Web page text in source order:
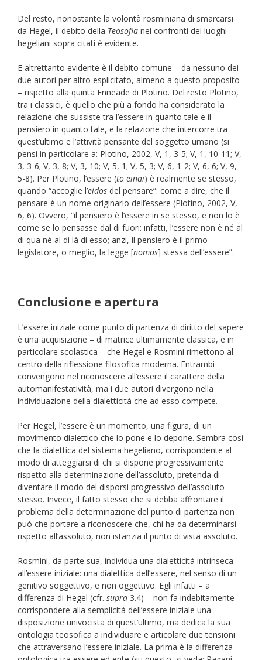
Del resto, nonostante la volontà rosminiana di smarcarsi
da Hegel, il debito della Teosofia nei confronti dei luoghi
hegeliani sopra citati è evidente.
E altrettanto evidente è il debito comune – da nessuno dei
due autori per altro esplicitato, almeno a questo proposito
– rispetto alla quinta Enneade di Plotino. Del resto Plotino,
tra i classici, è quello che più a fondo ha considerato la
relazione che sussiste tra l’essere in quanto tale e il
pensiero in quanto tale, e la relazione che intercorre tra
quest’ultimo e l’attività pensante del soggetto umano (si
pensi in particolare a: Plotino, 2002, V, 1, 3-5; V, 1, 10-11; V,
3, 3-6; V, 3, 8; V, 3, 10; V, 5, 1; V, 5, 3; V, 6, 1-2; V, 6, 6; V, 9,
5-8). Per Plotino, l’essere (to einai) è realmente se stesso,
quando “accoglie l’eidos del pensare”: come a dire, che il
pensare è un nome originario dell’essere (Plotino, 2002, V,
6, 6). Ovvero, “il pensiero è l’essere in se stesso, e non lo è
come se lo pensasse dal di fuori: infatti, l’essere non è né al
di qua né al di là di esso; anzi, il pensiero è il primo
legislatore, o meglio, la legge [nomos] stessa dell’essere”.
Conclusione e apertura
L’essere iniziale come punto di partenza di diritto del sapere
è una acquisizione – di matrice ultimamente classica, e in
particolare scolastica – che Hegel e Rosmini rimettono al
centro della riflessione filosofica moderna. Entrambi
convengono nel riconoscere all’essere il carattere della
automanifestatività, ma i due autori divergono nella
individuazione della dialetticità che ad esso compete.
Per Hegel, l’essere è un momento, una figura, di un
movimento dialettico che lo pone e lo depone. Sembra così
che la dialettica del sistema hegeliano, corrispondente al
modo di atteggiarsi di chi si dispone progressivamente
rispetto alla determinazione dell’assoluto, pretenda di
diventare il modo del disporsi progressivo dell’assoluto
stesso. Invece, il fatto stesso che si debba affrontare il
problema della determinazione del punto di partenza non
può che portare a riconoscere che, chi ha da determinarsi
rispetto all’assoluto, non istanzia il punto di vista assoluto.
Rosmini, da parte sua, individua una dialetticità intrinseca
all’essere iniziale: una dialettica dell’essere, nel senso di un
genitivo soggettivo, e non oggettivo. Egli infatti – a
differenza di Hegel (cfr. supra 3.4) – non fa indebitamente
corrispondere alla semplicità dell’essere iniziale una
disposizione univocista di quest’ultimo, ma dedica la sua
ontologia teosofica a individuare e articolare due tensioni
che attraversano l’essere iniziale. La prima è la differenza